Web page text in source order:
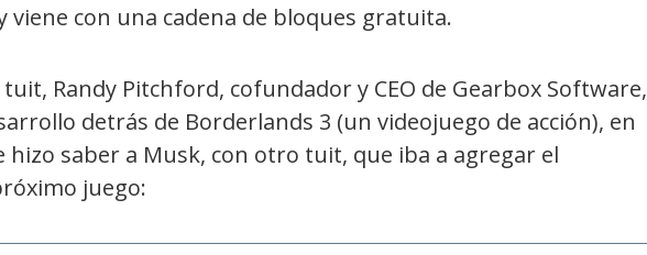
viene con una cadena de bloques gratuita.
Randy Pitchford, cofundador y CEO de Gearbox Software,
detrás de Borderlands 3 (un videojuego de acción), en
hizo saber a Musk, con otro tuit, que iba a agregar el
juego: